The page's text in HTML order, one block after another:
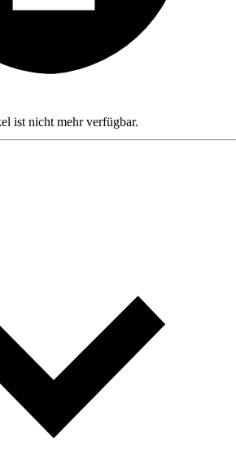
ist nicht mehr verfügbar.